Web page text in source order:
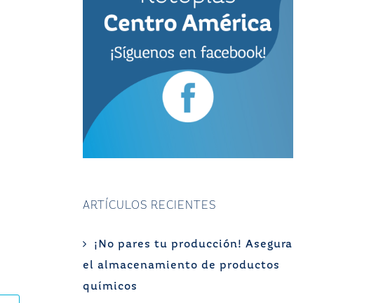
ARTÍCULOS RECIENTES
¡No pares tu producción! Asegura
el almacenamiento de productos
químicos